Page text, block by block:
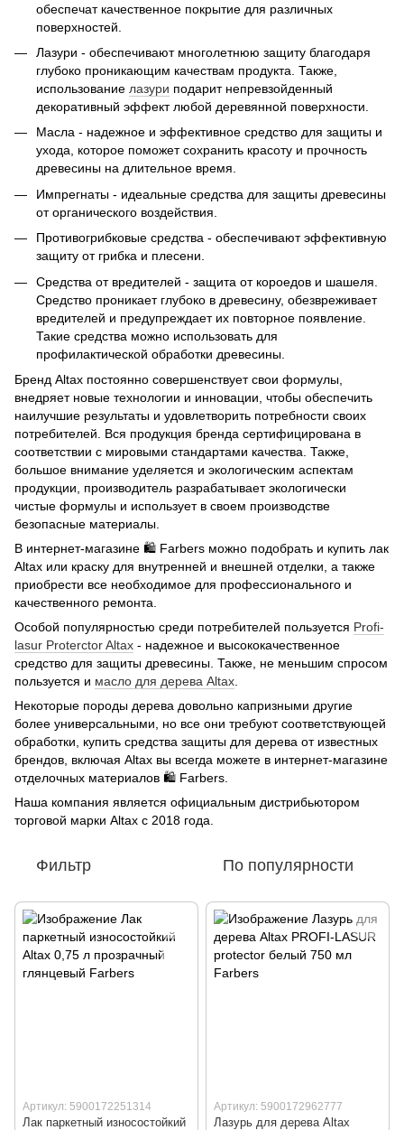
обеспечат качественное покрытие для различных
поверхностей.
Лазури - обеспечивают многолетнюю защиту благодаря
глубоко проникающим качествам продукта. Также,
использование лазури подарит непревзойденный
декоративный эффект любой деревянной поверхности.
Масла - надежное и эффективное средство для защиты и
ухода, которое поможет сохранить красоту и прочность
древесины на длительное время.
Импрегнаты - идеальные средства для защиты древесины
от органического воздействия.
Противогрибковые средства - обеспечивают эффективную
защиту от грибка и плесени.
Средства от вредителей - защита от короедов и шашеля.
Средство проникает глубоко в древесину, обезвреживает
вредителей и предупреждает их повторное появление.
Такие средства можно использовать для
профилактической обработки древесины.
Бренд Altax постоянно совершенствует свои формулы,
внедряет новые технологии и инновации, чтобы обеспечить
наилучшие результаты и удовлетворить потребности своих
потребителей. Вся продукция бренда сертифицирована в
соответствии с мировыми стандартами качества. Также,
большое внимание уделяется и экологическим аспектам
продукции, производитель разрабатывает экологически
чистые формулы и использует в своем производстве
безопасные материалы.
В интернет-магазине 🛍️ Farbers можно подобрать и купить лак
Altax или краску для внутренней и внешней отделки, а также
приобрести все необходимое для профессионального и
качественного ремонта.
Особой популярностью среди потребителей пользуется Profi-
lasur Proterctor Altax - надежное и высококачественное
средство для защиты древесины. Также, не меньшим спросом
пользуется и масло для дерева Altax
Некоторые породы дерева довольно капризными другие
более универсальными, но все они требуют соответствующей
обработки, купить средства защиты для дерева от известных
брендов, включая Altax вы всегда можете в интернет-магазине
отделочных материалов 🛍️ Farbers.
Наша компания является официальным дистрибьютором
торговой марки Altax с 2018 года.
Фильтр По популярности
Артикул: 5900172251314
Лак паркетный износостойкий
Артикул: 5900172962777
Лазурь для дерева Altax